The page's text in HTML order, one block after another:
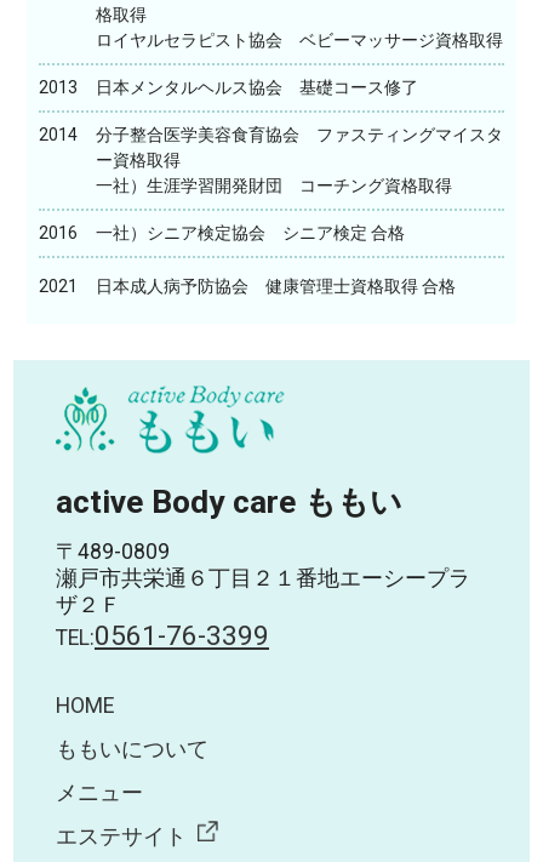
格取得
ロイヤルセラピスト協会 ベビーマッサージ資格取得
2013 日本メンタルヘルス協会 基礎コース修了
2014
分子整合医学美容食育協会 ファスティングマイスタ
ー資格取得
一社）生涯学習開発財団 コーチング資格取得
2016 一社）シニア検定協会 シニア検定 合格
2021 日本成人病予防協会 健康管理士資格取得 合格
active Body care ももい
〒489-0809
瀬戸市共栄通６丁目２１番地エーシープラ
ザ２Ｆ
TEL:0561-76-3399
HOME
ももいについて
メニュー
エステサイト